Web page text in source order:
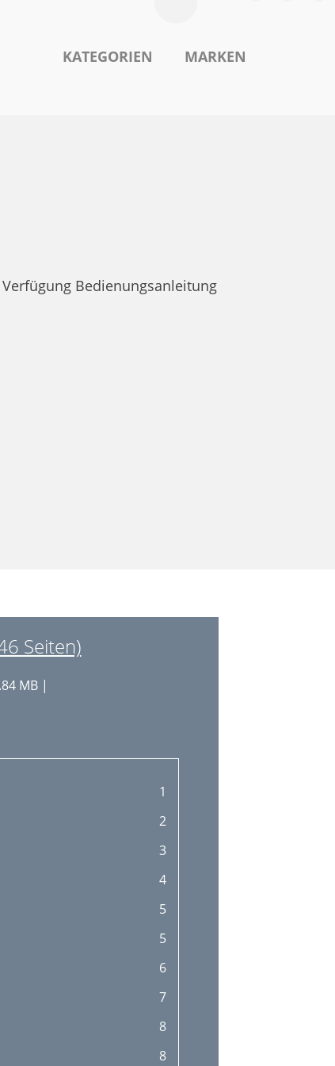
KATEGORIEN MARKEN
Bedienungsanleitung
Seiten)
MB |
1
2
3
4
5
5
6
7
8
8